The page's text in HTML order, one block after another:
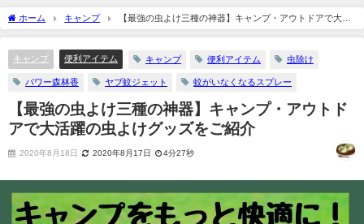
ホーム キャンプ
【最強の虫よけ三種の神器】キャンプ・アウトドアで大活
躍の虫よけグッズをご紹介
キャンプ 便利アイテム キャンプ 便利アイテム 虫除け
パワー森林香 ヤブ蚊ジェット 蚊がいなくなるスプレー
【最強の虫よけ三種の神器】キャンプ・アウトド
アで大活躍の虫よけグッズをご紹介
2020年8月18日 2020年8月17日 4分27秒